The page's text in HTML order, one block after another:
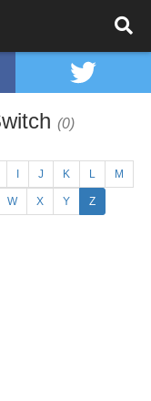
(0)
J K L M
W X Y Z